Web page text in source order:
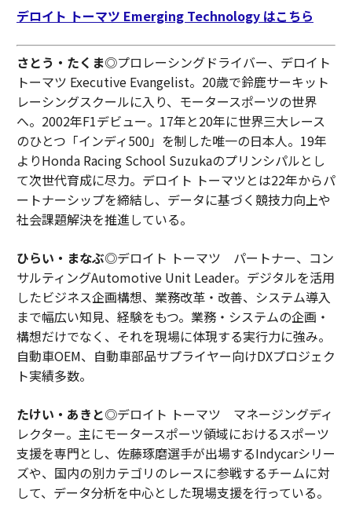
デロイト トーマツ Emerging Technology はこちら
さとう・たくま◎プロレーシングドライバー、デロイト
トーマツ Executive Evangelist。20歳で鈴鹿サーキット
レーシングスクールに入り、モータースポーツの世界
へ。2002年F1デビュー。17年と20年に世界三大レース
のひとつ「インディ500」を制した唯一の日本人。19年
よりHonda Racing School Suzukaのプリンシパルとし
て次世代育成に尽力。デロイト トーマツとは22年からパ
ートナーシップを締結し、データに基づく競技力向上や
社会課題解決を推進している。
ひらい・まなぶ◎デロイト トーマツ パートナー、コン
サルティングAutomotive Unit Leader。デジタルを活用
したビジネス企画構想、業務改革・改善、システム導入
まで幅広い知見、経験をもつ。業務・システムの企画・
構想だけでなく、それを現場に体現する実行力に強み。
自動車OEM、自動車部品サプライヤー向けDXプロジェク
ト実績多数。
たけい・あきと◎デロイト トーマツ マネージングディ
レクター。主にモータースポーツ領域におけるスポーツ
支援を専門とし、佐藤琢磨選手が出場するIndycarシリー
ズや、国内の別カテゴリのレースに参戦するチームに対
して、データ分析を中心とした現場支援を行っている。